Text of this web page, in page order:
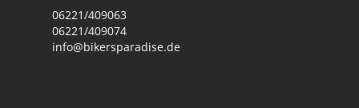
06221/409063
06221/409074
info@bikersparadise.de